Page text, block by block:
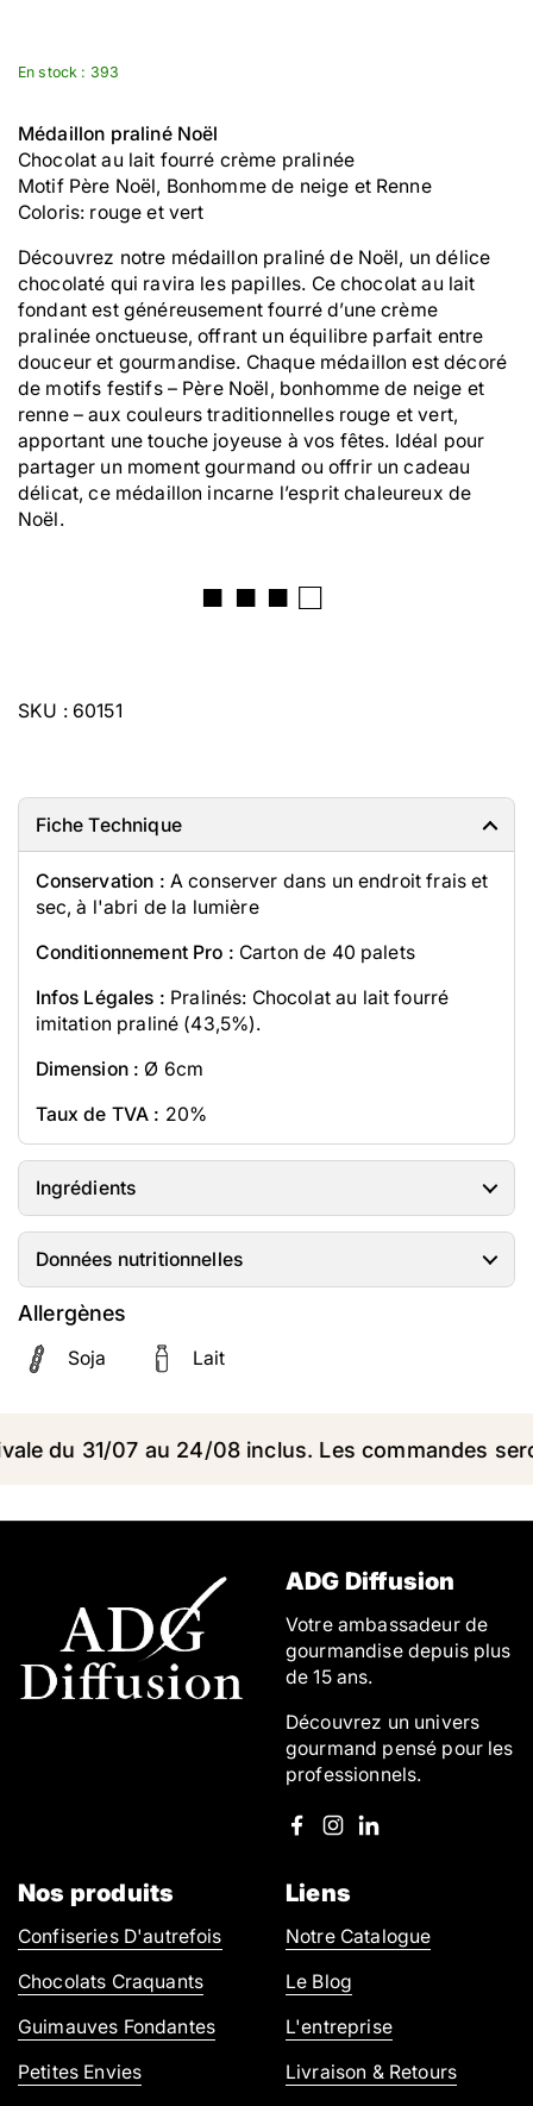
En stock : 393
Médaillon praliné Noël
Chocolat au lait fourré crème pralinée
Motif Père Noël, Bonhomme de neige et Renne
Coloris: rouge et vert
Découvrez notre médaillon praliné de Noël, un délice
chocolaté qui ravira les papilles. Ce chocolat au lait
fondant est généreusement fourré d’une crème
pralinée onctueuse, offrant un équilibre parfait entre
douceur et gourmandise. Chaque médaillon est décoré
de motifs festifs – Père Noël, bonhomme de neige et
renne – aux couleurs traditionnelles rouge et vert,
apportant une touche joyeuse à vos fêtes. Idéal pour
partager un moment gourmand ou offrir un cadeau
délicat, ce médaillon incarne l’esprit chaleureux de
Noël.
■ ■ ■ □
SKU : 60151
Fiche Technique
Conservation : A conserver dans un endroit frais et
sec, à l'abri de la lumière
Conditionnement Pro : Carton de 40 palets
Infos Légales : Pralinés: Chocolat au lait fourré
imitation praliné (43,5%).
Dimension : Ø 6cm
Taux de TVA : 20%
Ingrédients
Données nutritionnelles
Allergènes
Soja Lait
du 31/07 au 24/08 inclus. Les commandes
ADG Diffusion
Votre ambassadeur de
gourmandise depuis plus
de 15 ans.
Découvrez un univers
gourmand pensé pour les
professionnels.
Facebook
Instagram
LinkedIn
Nos produits
Confiseries D'autrefois
Chocolats Craquants
Guimauves Fondantes
Petites Envies
Liens
Notre Catalogue
Le Blog
L'entreprise
Livraison & Retours